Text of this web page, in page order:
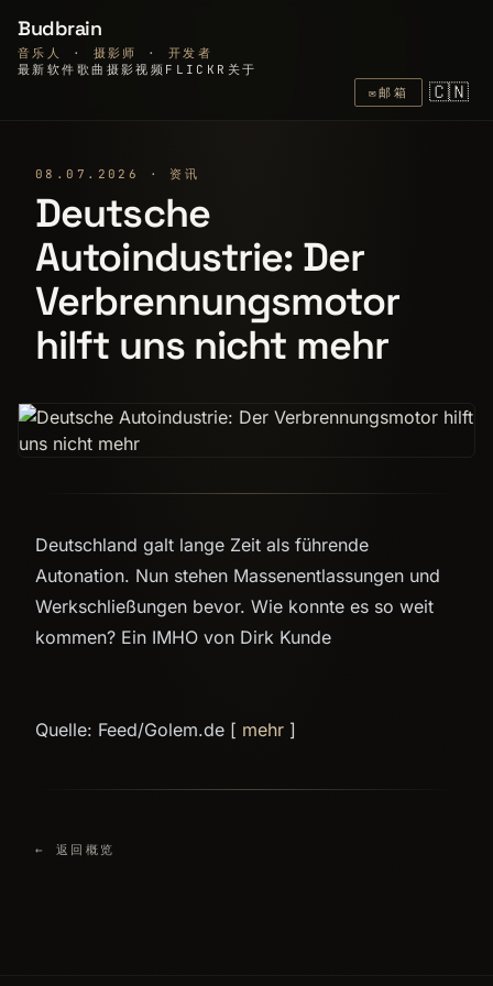
Budbrain
音乐人 · 摄影师 · 开发者
最新 软件 歌曲 摄影视频 FLICKR 关于
✉邮箱 🇨🇳
08.07.2026 · 资讯
Deutsche
Autoindustrie: Der
Verbrennungsmotor
hilft uns nicht mehr
Deutschland galt lange Zeit als führende
Autonation. Nun stehen Massenentlassungen und
Werkschließungen bevor. Wie konnte es so weit
kommen? Ein IMHO von Dirk Kunde
Quelle: Feed/Golem.de [ mehr ]
← 返回概览